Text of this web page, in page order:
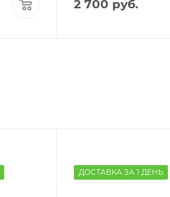
2 700 руб.
ДОСТАВКА ЗА 1 ДЕНЬ